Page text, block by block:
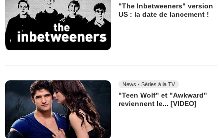
"The Inbetweeners" version
US : la date de lancement !
News - Séries à la TV
"Teen Wolf" et "Awkward"
reviennent le... [VIDEO]